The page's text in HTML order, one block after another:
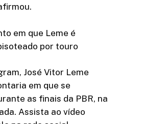
em que Leme é
por touro
José Vitor Leme
em que se
as finais da PBR, na
Assista ao vídeo